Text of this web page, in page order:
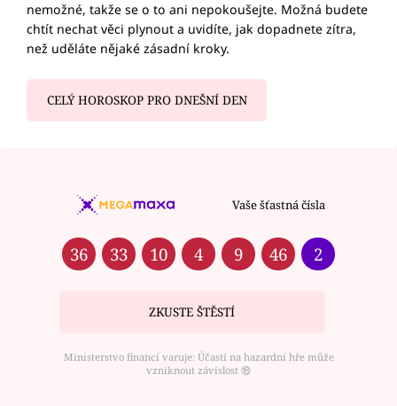
nemožné, takže se o to ani nepokoušejte. Možná budete
chtít nechat věci plynout a uvidíte, jak dopadnete zítra,
než uděláte nějaké zásadní kroky.
CELÝ HOROSKOP PRO DNEŠNÍ DEN
Vaše šťastná čísla
36 33 10 4 9 46 2
ZKUSTE ŠTĚSTÍ
Ministerstvo financí varuje: Účastí na hazardní hře může
vzniknout závislost ⑱